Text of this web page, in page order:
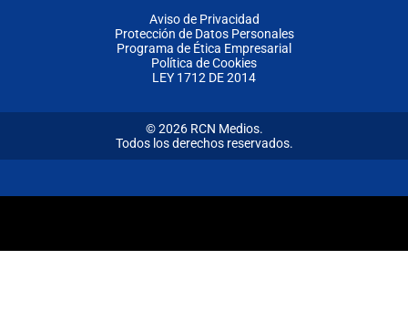
Aviso de Privacidad
Protección de Datos Personales
Programa de Ética Empresarial
Política de Cookies
LEY 1712 DE 2014
© 2026 RCN Medios.
Todos los derechos reservados.